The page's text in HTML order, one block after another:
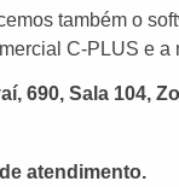
também o
C-PLUS e a
690, Sala 104,
atendimento.